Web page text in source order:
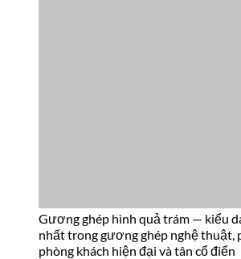
Gương ghép hình quả trám — kiểu
nhất trong gương ghép nghệ thuật,
phòng khách hiện đại và tân cổ điển